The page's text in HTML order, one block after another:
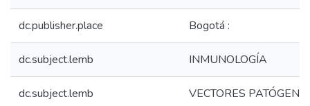
dc.publisher.place Bogotá :
dc.subject.lemb INMUNOLOGÍA
dc.subject.lemb VECTORES